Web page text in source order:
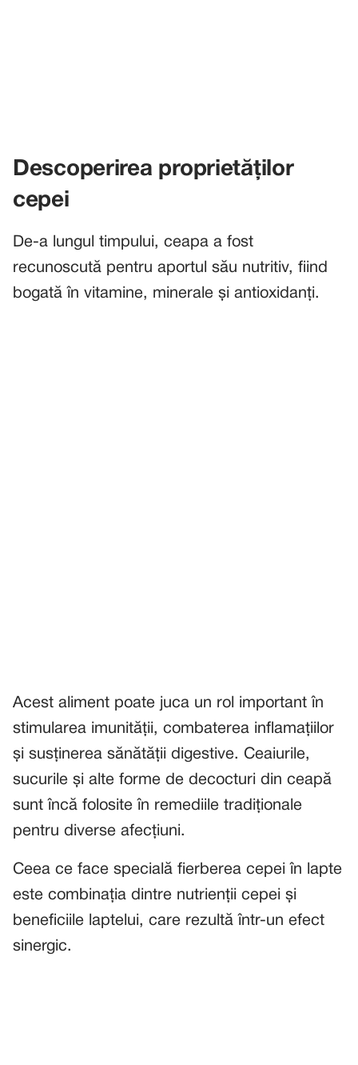
Descoperirea proprietăților
cepei
De-a lungul timpului, ceapa a fost
recunoscută pentru aportul său nutritiv, fiind
bogată în vitamine, minerale și antioxidanți.
Acest aliment poate juca un rol important în
stimularea imunității, combaterea inflamațiilor
și susținerea sănătății digestive. Ceaiurile,
sucurile și alte forme de decocturi din ceapă
sunt încă folosite în remediile tradiționale
pentru diverse afecțiuni.
Ceea ce face specială fierberea cepei în lapte
este combinația dintre nutrienții cepei și
beneficiile laptelui, care rezultă într-un efect
sinergic.